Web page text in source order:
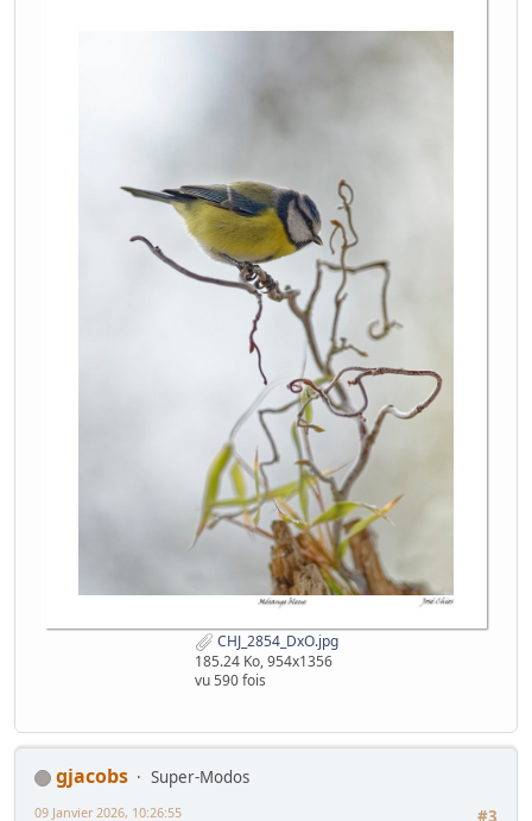
CHJ_2854_DxO.jpg
185.24 Ko, 954x1356
vu 590 fois
gjacobs
Super-Modos
#3
09 Janvier 2026, 10:26:55